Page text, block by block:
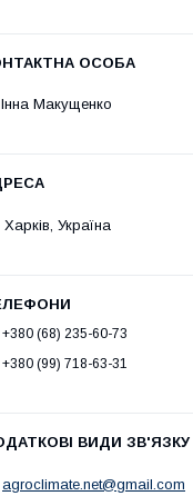
Інна Макущенко
Харків, Україна
+380 (68) 235-60-73
+380 (99) 718-63-31
agroclimate.net@gmail.com